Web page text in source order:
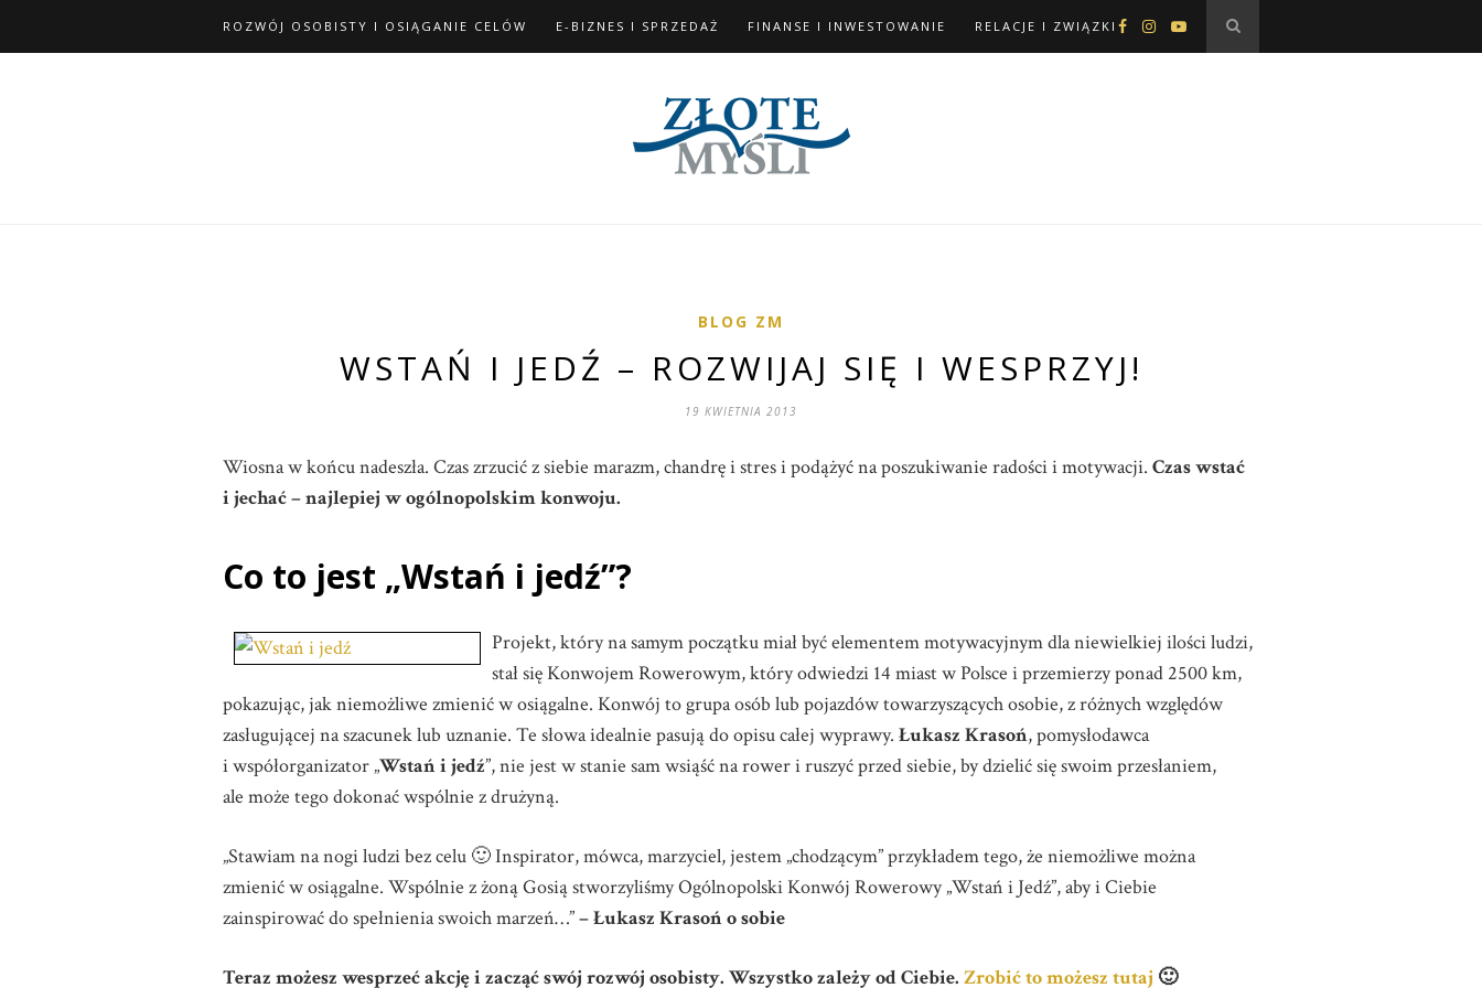
ROZWÓJ OSOBISTY I OSIĄGANIE CELÓW E-BIZNES I SPRZEDAŻ FINANSE I INWESTOWANIE RELACJE I ZWIĄZKI
BLOG ZM
WSTAŃ I JEDŹ – ROZWIJAJ SIĘ I WESPRZYJ!
19 KWIETNIA 2013
Wiosna w końcu nadeszła. Czas zrzucić z siebie marazm, chandrę i stres i podążyć na poszukiwanie radości i motywacji. Czas wstać
i jechać – najlepiej w ogólnopolskim konwoju.
Co to jest „Wstań i jedź”?
Projekt, który na samym początku miał być elementem motywacyjnym dla niewielkiej ilości ludzi,
stał się Konwojem Rowerowym, który odwiedzi 14 miast w Polsce i przemierzy ponad 2500 km,
pokazując, jak niemożliwe zmienić w osiągalne. Konwój to grupa osób lub pojazdów towarzyszących osobie, z różnych względów
zasługującej na szacunek lub uznanie. Te słowa idealnie pasują do opisu całej wyprawy. Łukasz Krasoń, pomysłodawca
i współorganizator „Wstań i jedź”, nie jest w stanie sam wsiąść na rower i ruszyć przed siebie, by dzielić się swoim przesłaniem,
ale może tego dokonać wspólnie z drużyną.
„Stawiam na nogi ludzi bez celu 🙂 Inspirator, mówca, marzyciel, jestem „chodzącym” przykładem tego, że niemożliwe można
zmienić w osiągalne. Wspólnie z żoną Gosią stworzyliśmy Ogólnopolski Konwój Rowerowy „Wstań i Jedź”, aby i Ciebie
zainspirować do spełnienia swoich marzeń…”– Łukasz Krasoń o sobie
Teraz możesz wesprzeć akcję i zacząć swój rozwój osobisty. Wszystko zależy od Ciebie. Zrobić to możesz tutaj 🙂